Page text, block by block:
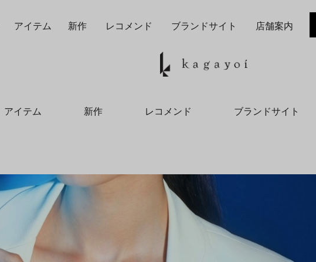
アイテム 新作 レコメンド ブランドサイト
アイテム 新作 レコメンド ブランドサイト 店舗案内